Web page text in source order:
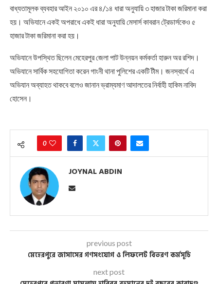
বাধ্যতামূলক ব্যবহার আইন ২০১০ এর ৪/১৪ ধারা অনুযায়ি ৩ হাজার টাকা জরিমানা করা
হয়। অভিযানে একই অপরাধে একই ধারা অনুযায়ি মেসার্স কাবরান ট্রেডার্সকেও ৫
হাজার টাকা জরিমানা করা হয়।
অভিযানে উপস্থিত ছিলেন মেহেরপুর জেলা পাট উন্নয়ন কর্মকর্তা হারুন অর রশিদ।
অভিযানে সার্বিক সহযোগিতা করেন গাংনী থানা পুলিশের একটি টীম। জনস্বার্থে এ
অভিযান অব্যাহত থাকবে বলেও জানান ভ্রাম্যমাণ আদালতের নির্বাহী হাকিম নাবিদ
হোসেন।
0
JOYNAL ABDIN
previous post
মেহেরপুরে জাসাসের গণসংযোগ ও লিফলেট বিতরণ কর্মসূচি
next post